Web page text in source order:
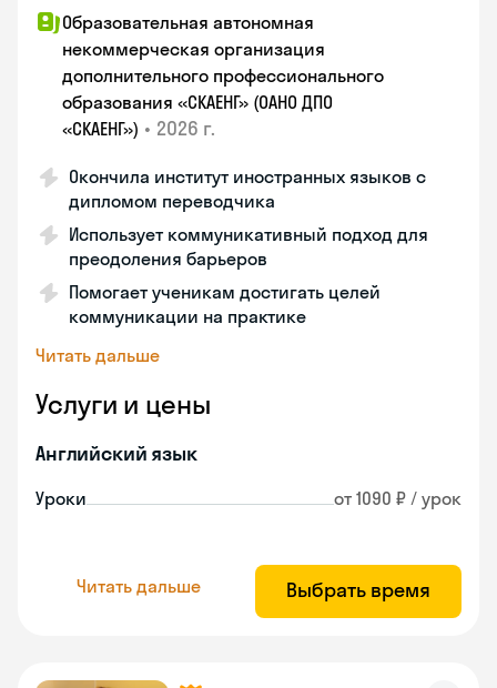
Образовательная автономная
некоммерческая организация
дополнительного профессионального
образования «СКАЕНГ» (ОАНО ДПО
«СКАЕНГ») • 2026 г.
Окончила институт иностранных языков с
дипломом переводчика
Использует коммуникативный подход для
преодоления барьеров
Помогает ученикам достигать целей
коммуникации на практике
Читать дальше
Услуги и цены
Английский язык
Уроки от 1090 ₽ / урок
Читать дальше Выбрать время